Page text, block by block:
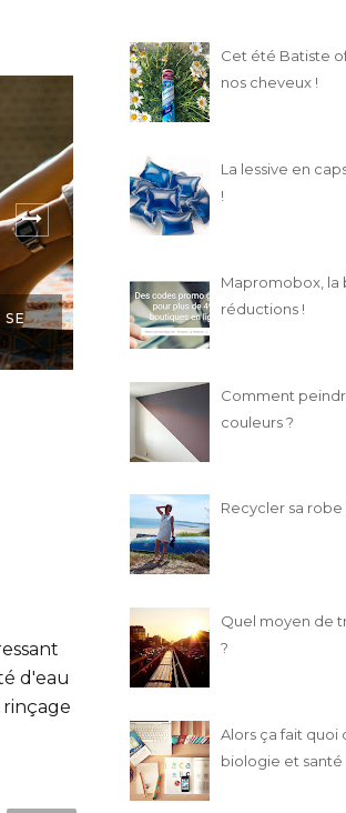
SE
SAINT-ALGUE, LE
COIFFEUR QUI M'A RE...
d'eau
Cet été Batiste
nos cheveux !
La lessive en
!
Mapromobox, la
réductions !
Comment
couleurs ?
Recycler sa
Quel moyen de
?
Alors ça fait quoi
biologie et santé